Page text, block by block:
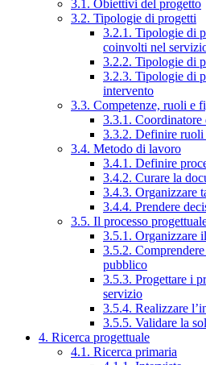
3.1. Obiettivi del progetto
3.2. Tipologie di progetti
3.2.1. Tipologie di
coinvolti nel
3.2.2. Tipologie di
3.2.3. Tipologie di
intervento
3.3. Competenze, ruoli e
3.3.1. Coordinatore
3.3.2. Definire ruoli
3.4. Metodo di lavoro
3.4.1. Definire
3.4.2. Curare la
3.4.3. Organizzare
3.4.4. Prendere
3.5. Il processo
3.5.1. Organizzare
3.5.2.
pubblico
3.5.3. Progettare i
servizio
3.5.4. Realizzare
3.5.5. Validare la
4. Ricerca progettuale
4.1. Ricerca primaria